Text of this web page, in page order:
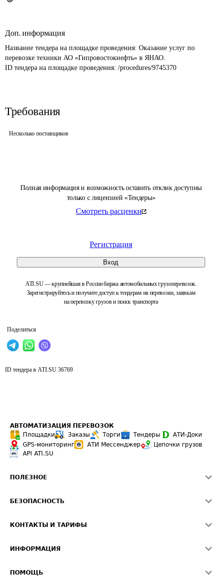
Полная информация и возможность оставить отклик доступны
только с лицензией «Тендеры»
Смотреть расценки
Регистрация
Вход
ATI.SU — крупнейшая в России биржа автомобильных грузоперевозок.
Зарегистрируйтесь и получите доступ к тендерам на перевозки, заявкам
на перевозку грузов и поиск транспорта
Поделиться
Доп. информация
Название тендера на площадке проведения: Оказание услуг по
перевозке техники АО «Гипровостокнефть» в ЯНАО.
ID тендера на площадке проведения: /procedures/9745370
Требования
Несколько поставщиков
ID тендера в ATI.SU 36769
АВТОМАТИЗАЦИЯ ПЕРЕВОЗОК
Площадки
Заказы Торги Тендеры
АТИ-Доки
GPS-мониторинг
АТИ Мессенджер
Цепочки грузов
API ATI.SU
ПОЛЕЗНОЕ
Звезды ATI.SU на вашем сайте
Средние ставки
БЕЗОПАСНОСТЬ
Светофор+
О формировании Паспорта
КОНТАКТЫ И ТАРИФЫ
Реклама на сайте
ИНФОРМАЦИЯ
ПОМОЩЬ